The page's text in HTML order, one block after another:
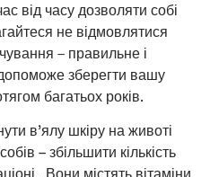
від часу дозволяти собі
не відмовлятися
– правильне і
зберегти вашу
багатьох років.
в’ялу шкіру на животі
– збільшити кількість